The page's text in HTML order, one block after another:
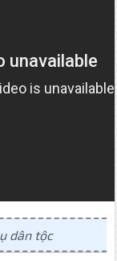
dân tộc